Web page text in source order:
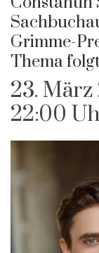
Grimme-
Thema
23. März
22:00